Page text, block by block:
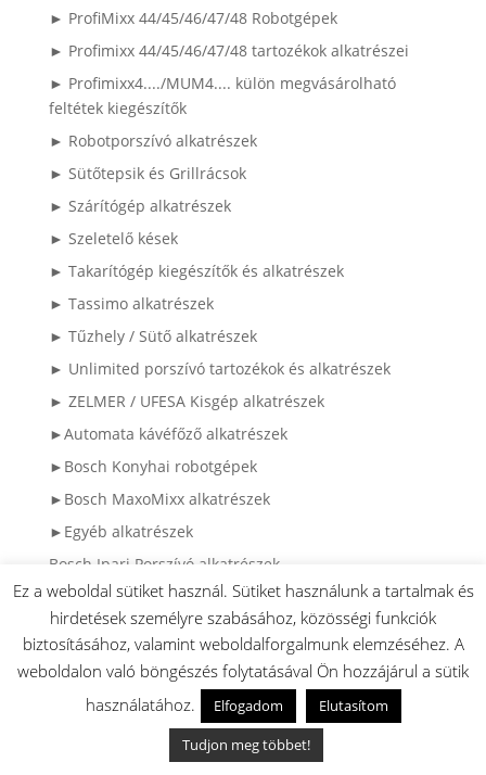
► ProfiMixx 44/45/46/47/48 Robotgépek
► Profimixx 44/45/46/47/48 tartozékok alkatrészei
► Profimixx4..../MUM4.... külön megvásárolható
feltétek kiegészítők
► Robotporszívó alkatrészek
► Sütőtepsik és Grillrácsok
► Szárítógép alkatrészek
► Szeletelő kések
► Takarítógép kiegészítők és alkatrészek
► Tassimo alkatrészek
► Tűzhely / Sütő alkatrészek
► Unlimited porszívó tartozékok és alkatrészek
► ZELMER / UFESA Kisgép alkatrészek
►Automata kávéfőző alkatrészek
►Bosch Konyhai robotgépek
►Bosch MaxoMixx alkatrészek
►Egyéb alkatrészek
Bosch Ipari Porszívó alkatrészek
Bosch meghajtószíjak
BOSCH szerszámgép alkatrész
BOSCH szerszámgép kapcsolók
BOSCH szerszámgép szénkefék
Bosch szerszámgép szíjak
Hűtő- és fagyasztó fiókok
Ez a weboldal sütiket használ. Sütiket használunk a tartalmak és
hirdetések személyre szabásához, közösségi funkciók
biztosításához, valamint weboldalforgalmunk elemzéséhez. A
weboldalon való böngészés folytatásával Ön hozzájárul a sütik
használatához.
Elfogadom
Elutasítom
Tudjon meg többet!